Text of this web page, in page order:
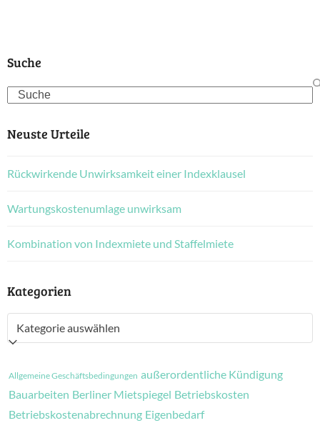
Suche
Search
Neuste Urteile
Rückwirkende Unwirksamkeit einer Indexklausel
Wartungskostenumlage unwirksam
Kombination von Indexmiete und Staffelmiete
Kategorien
Kategorien
Allgemeine Geschäftsbedingungen außerordentliche Kündigung
Bauarbeiten Berliner Mietspiegel Betriebskosten
Betriebskostenabrechnung Eigenbedarf